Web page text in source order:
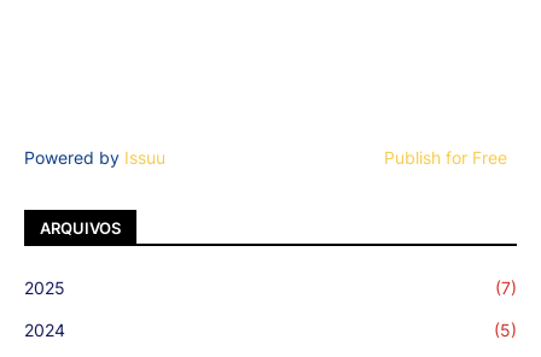
Powered by Issuu Publish for Free
ARQUIVOS
2025 (7)
2024 (5)